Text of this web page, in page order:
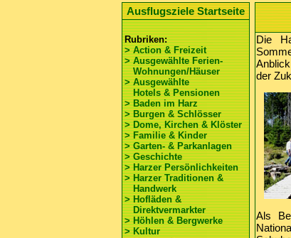
Ausflugsziele Startseite
Rubriken:
> Action & Freizeit
> Ausgewählte Ferien-
Wohnungen/Häuser
> Ausgewählte
Hotels & Pensionen
> Baden im Harz
> Burgen & Schlösser
> Dome, Kirchen & Klöster
> Familie & Kinder
> Garten- & Parkanlagen
> Geschichte
> Harzer Persönlichkeiten
> Harzer Traditionen &
Handwerk
> Hofläden &
Direktvermarkter
> Höhlen & Bergwerke
> Kultur
Die
der
Als